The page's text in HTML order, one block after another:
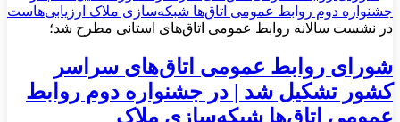
در نشست سالانه روابط عمومی اتاق‌های استانی مطرح شد؛
شورای روابط عمومی اتاق‌های سراسر
کشور تشکیل شد | در جشنواره دوم روابط
عمومی اتاق‌ها شبکه‌سازی ملاک